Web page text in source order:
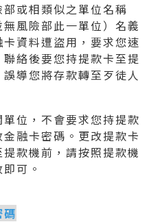
或相類似之單位名稱
無風險部此一單位）名義
資料遭盜用，要求您速
絡後要您持提款卡至提
導您將存款轉至歹徒人
位，不會要求您持提款
融卡密碼。更改提款卡
款機前，請按照提款機
可。